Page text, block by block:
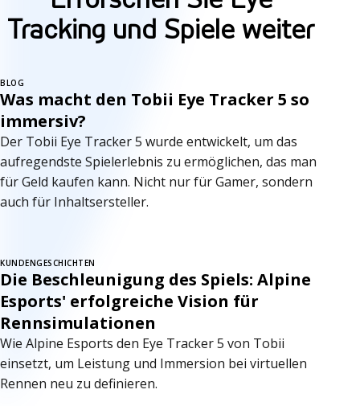
Tracking und Spiele weiter
BLOG
Was macht den Tobii Eye Tracker 5 so
immersiv?
Der Tobii Eye Tracker 5 wurde entwickelt, um das
aufregendste Spielerlebnis zu ermöglichen, das man
für Geld kaufen kann. Nicht nur für Gamer, sondern
auch für Inhaltsersteller.
KUNDENGESCHICHTEN
Die Beschleunigung des Spiels: Alpine
Esports' erfolgreiche Vision für
Rennsimulationen
Wie Alpine Esports den Eye Tracker 5 von Tobii
einsetzt, um Leistung und Immersion bei virtuellen
Rennen neu zu definieren.